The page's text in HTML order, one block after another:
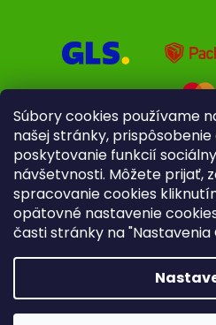
Súbory cookies používame
našej stránky,
poskytovanie funkcií
návšetvnosti. Môžete prijať,
spracovanie cookies
opätovné nastavenie
časti stránky na "Nastavenia
Pre firmy Poradenstvo
iliek.sk.
nastavenie